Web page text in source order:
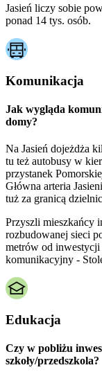
Jasień liczy sobie
ponad 14 tys. osób.
Komunikacja
Jak wygląda
domy?
Na Jasień dojeżdża
tu też autobusy w
przystanek
Główna arteria
tuż za granicą
Przyszli mieszkańcy
rozbudowanej sieci
metrów od
komunikacyjny -
Edukacja
Czy w pobliżu
szkoły/przedszkola?